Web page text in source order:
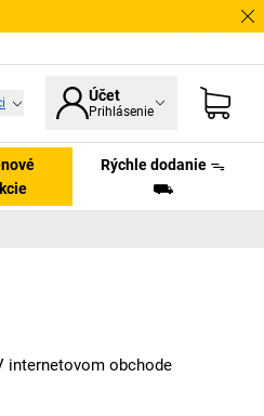
Účet
Prihlásenie
Rýchle dodanie ᯓ
⛟
internetovom obchode